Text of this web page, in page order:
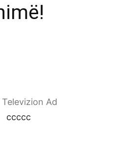
Ad
ccccc